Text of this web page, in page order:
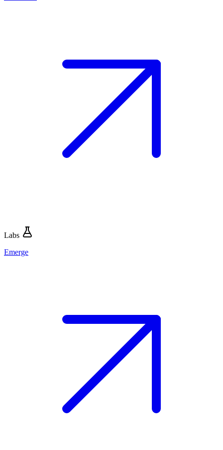
Labs
Emerge